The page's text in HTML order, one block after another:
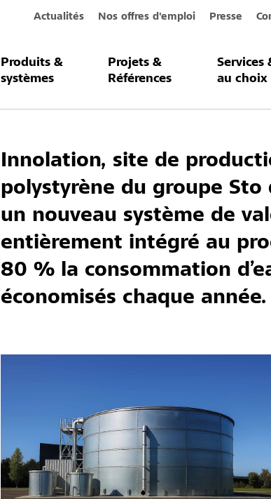
Actualités Nos offres d'emploi Presse
Produits &
systèmes
Projets &
Références
Services
au choix
Valorisation des
Innolation, site de
polystyrène du groupe Sto
un nouveau système de
entièrement intégré au
80 % la consommation
économisés chaque année.